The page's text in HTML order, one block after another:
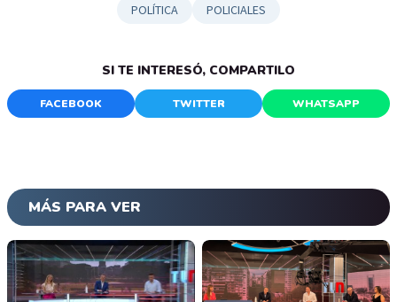
POLÍTICA POLICIALES
SI TE INTERESÓ, COMPARTILO
FACEBOOK TWITTER WHATSAPP
MÁS PARA VER